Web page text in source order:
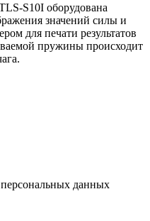
S10I оборудована
значений силы и
для печати результатов
пружины происходит
данных